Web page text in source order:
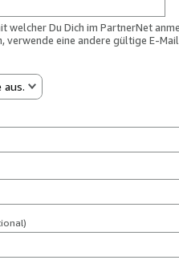
welcher Du Dich im PartnerNet
verwende eine andere gültige E-